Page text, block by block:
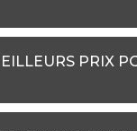
PRIX